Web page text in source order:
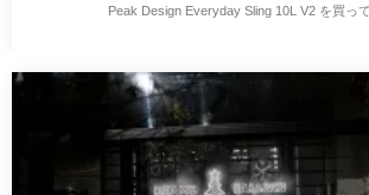
Peak Design Everyday Sling 10L V2 を買っ